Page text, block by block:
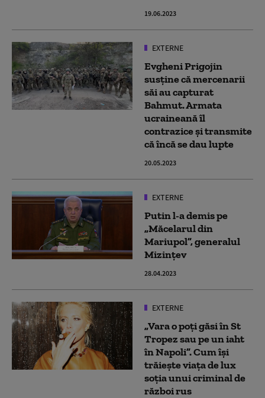
19.06.2023
EXTERNE
Evgheni Prigojin
susține că mercenarii
săi au capturat
Bahmut. Armata
ucraineană îl
contrazice și transmite
că încă se dau lupte
20.05.2023
EXTERNE
Putin l-a demis pe
„Măcelarul din
Mariupol”, generalul
Mizințev
28.04.2023
EXTERNE
„Vara o poți găsi în St
Tropez sau pe un iaht
în Napoli”. Cum își
trăiește viața de lux
soția unui criminal de
război rus